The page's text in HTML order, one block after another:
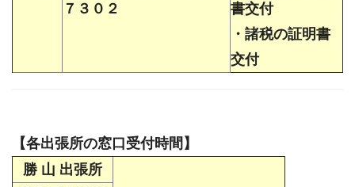
７３０２
書交付
・諸税の証明書
交付
【各出張所の窓口受付時間】
勝 山 出張所